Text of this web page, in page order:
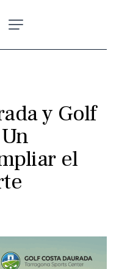
y Golf
el